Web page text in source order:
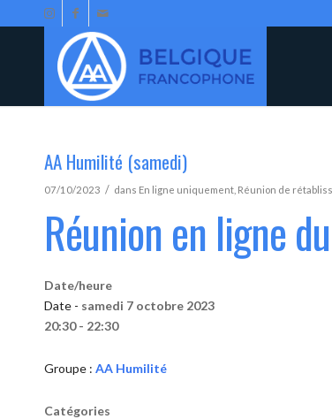
AA Humilité (samedi)
07/10/2023 / dans En ligne uniquement Réunion de
Réunion en ligne
Date/heure
Date - samedi 7 octobre 2023
20:30 - 22:30
Groupe : AA Humilité
Catégories